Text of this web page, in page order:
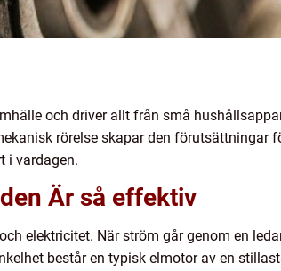
och driver allt från små
rörelse skapar den förutsättningar
i vardagen.
Är så effektiv
elektricitet. När ström går genom en
består en typisk elmotor av en